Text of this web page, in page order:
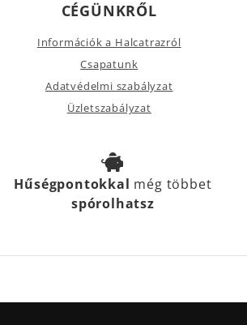
CÉGÜNKRŐL
Információk a Halcatrazról
Csapatunk
Adatvédelmi szabályzat
Üzletszabályzat
Hűségpontokkal még többet
spórolhatsz